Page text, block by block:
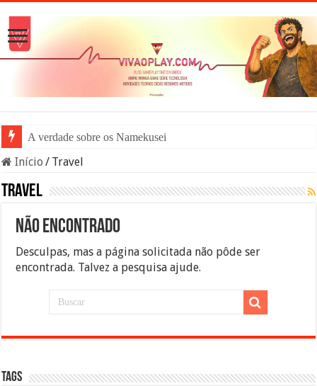
A verdade sobre os Namekuseijins
Início / Travel
Travel
Não encontrado
Desculpas, mas a página solicitada não pôde ser
encontrada. Talvez a pesquisa ajude.
Tags